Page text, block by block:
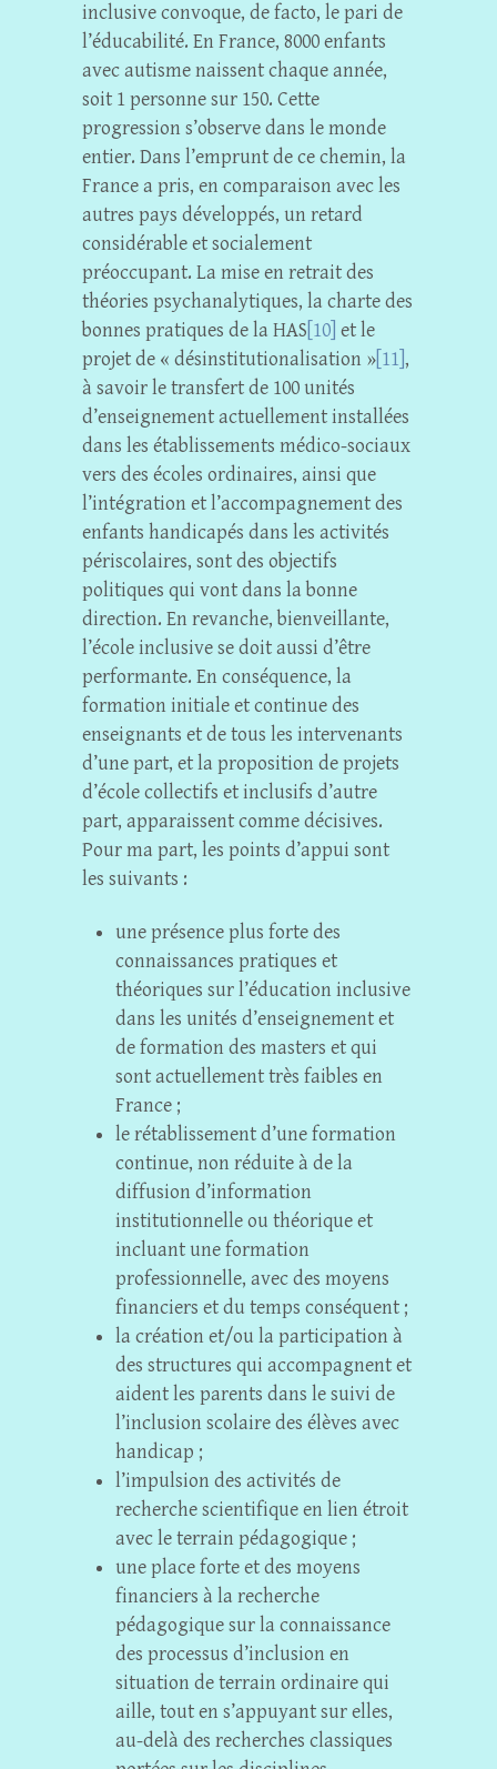
inclusive convoque, de facto, le pari de
l’éducabilité. En France, 8000 enfants
avec autisme naissent chaque année,
soit 1 personne sur 150. Cette
progression s’observe dans le monde
entier. Dans l’emprunt de ce chemin, la
France a pris, en comparaison avec les
autres pays développés, un retard
considérable et socialement
préoccupant. La mise en retrait des
théories psychanalytiques, la charte des
bonnes pratiques de la HAS [10] et le
projet de « désinstitutionalisation » [11] ,
à savoir le transfert de 100 unités
d’enseignement actuellement installées
dans les établissements médico-sociaux
vers des écoles ordinaires, ainsi que
l’intégration et l’accompagnement des
enfants handicapés dans les activités
périscolaires, sont des objectifs
politiques qui vont dans la bonne
direction. En revanche, bienveillante,
l’école inclusive se doit aussi d’être
performante. En conséquence, la
formation initiale et continue des
enseignants et de tous les intervenants
d’une part, et la proposition de projets
d’école collectifs et inclusifs d’autre
part, apparaissent comme décisives.
Pour ma part, les points d’appui sont
les suivants :
une présence plus forte des
connaissances pratiques et
théoriques sur l’éducation inclusive
dans les unités d’enseignement et
de formation des masters et qui
sont actuellement très faibles en
France ;
le rétablissement d’une formation
continue, non réduite à de la
diffusion d’information
institutionnelle ou théorique et
incluant une formation
professionnelle, avec des moyens
financiers et du temps conséquent ;
la création et/ou la participation à
des structures qui accompagnent et
aident les parents dans le suivi de
l’inclusion scolaire des élèves avec
handicap ;
l’impulsion des activités de
recherche scientifique en lien étroit
avec le terrain pédagogique ;
une place forte et des moyens
financiers à la recherche
pédagogique sur la connaissance
des processus d’inclusion en
situation de terrain ordinaire qui
aille, tout en s’appuyant sur elles,
au-delà des recherches classiques